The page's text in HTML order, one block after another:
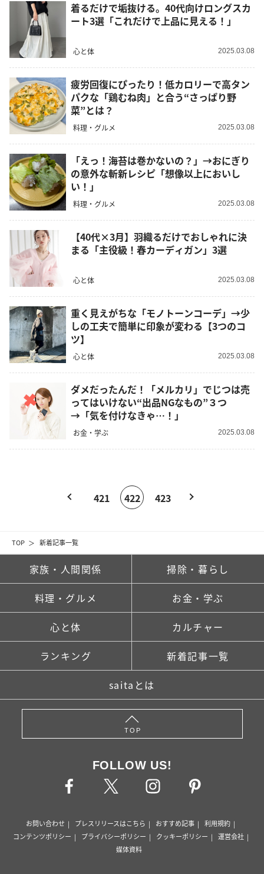
TOP 新着記事一覧
着るだけで垢抜ける。40代向けロングスカ
ート3選「これだけで上品に見える！」
心と体 2025.03.08
疲労回復にぴったり！低カロリーで高タン
パクな「鶏むね肉」と合う“さっぱり野
菜”とは？
料理・グルメ 2025.03.08
「えっ！海苔は巻かないの？」→おにぎり
の意外な斬新レシピ「想像以上においし
い！」
料理・グルメ 2025.03.08
【40代×3月】羽織るだけでおしゃれに決
まる「主役級！春カーディガン」3選
心と体 2025.03.08
重く見えがちな「モノトーンコーデ」→少
しの工夫で簡単に印象が変わる【3つのコ
ツ】
心と体 2025.03.08
ダメだったんだ！「メルカリ」でじつは売
ってはいけない“出品NGなもの”３つ
→「気を付けなきゃ…！」
お金・学ぶ 2025.03.08
421 422 423
家族・人間関係 掃除・暮らし
料理・グルメ お金・学ぶ
心と体 カルチャー
ランキング 新着記事一覧
saitaとは
TOP
FOLLOW US!
お問い合わせ プレスリリースはこちら おすすめ記事
利用規約
コンテンツポリシー
プライバシーポリシー クッキーポリシー
運営会社
媒体資料